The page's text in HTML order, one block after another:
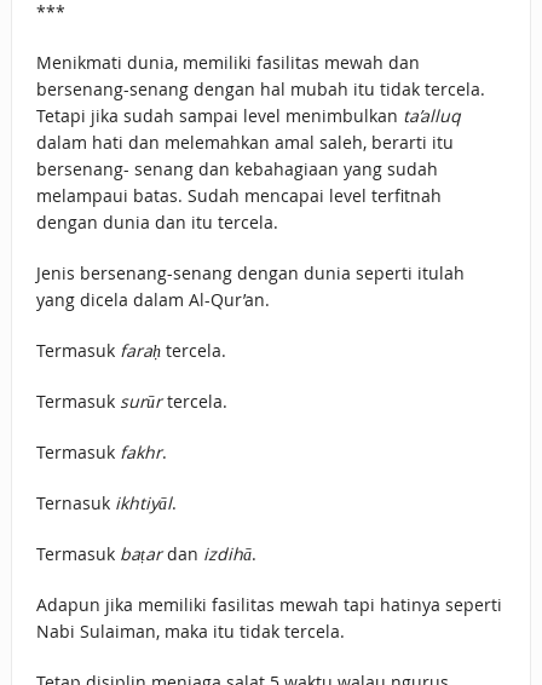
***
Menikmati dunia, memiliki fasilitas mewah dan
bersenang-senang dengan hal mubah itu tidak tercela.
Tetapi jika sudah sampai level menimbulkan ta’alluq
dalam hati dan melemahkan amal saleh, berarti itu
bersenang- senang dan kebahagiaan yang sudah
melampaui batas. Sudah mencapai level terfitnah
dengan dunia dan itu tercela.
Jenis bersenang-senang dengan dunia seperti itulah
yang dicela dalam Al-Qur’an.
Termasuk faraḥtercela.
Termasuk surūrtercela.
Termasuk fakhr.
Ternasuk ikhtiyāl.
Termasuk baṭardan izdihā.
Adapun jika memiliki fasilitas mewah tapi hatinya seperti
Nabi Sulaiman, maka itu tidak tercela.